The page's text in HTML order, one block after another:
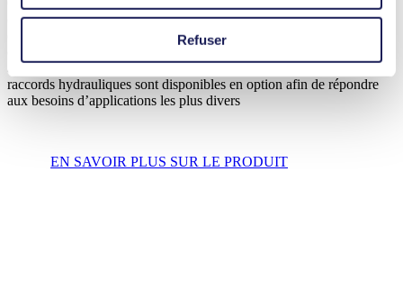
Refuser
Cette pompe offre des performances exceptionnelles dans un format
compact. Fabriquée avec des matériaux résistants aux produits
chimiques, elle peut être utilisée avec un large éventail de liquides,
amorçante et ne nécessite pas d’entretien. De nombreux moteurs et
raccords hydrauliques sont disponibles en option afin de répondre
aux besoins d’applications les plus divers
EN SAVOIR PLUS SUR LE PRODUIT